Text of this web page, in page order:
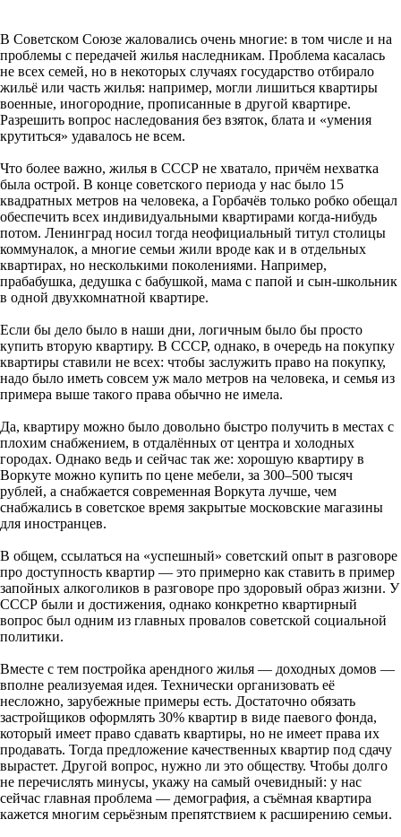
В Советском Союзе жаловались очень многие: в том числе и на
проблемы с передачей жилья наследникам. Проблема касалась
не всех семей, но в некоторых случаях государство отбирало
жильё или часть жилья: например, могли лишиться квартиры
военные, иногородние, прописанные в другой квартире.
Разрешить вопрос наследования без взяток, блата и «умения
крутиться» удавалось не всем.
Что более важно, жилья в СССР не хватало, причём нехватка
была острой. В конце советского периода у нас было 15
квадратных метров на человека, а Горбачёв только робко обещал
обеспечить всех индивидуальными квартирами когда-нибудь
потом. Ленинград носил тогда неофициальный титул столицы
коммуналок, а многие семьи жили вроде как и в отдельных
квартирах, но несколькими поколениями. Например,
прабабушка, дедушка с бабушкой, мама с папой и сын-школьник
в одной двухкомнатной квартире.
Если бы дело было в наши дни, логичным было бы просто
купить вторую квартиру. В СССР, однако, в очередь на покупку
квартиры ставили не всех: чтобы заслужить право на покупку,
надо было иметь совсем уж мало метров на человека, и семья из
примера выше такого права обычно не имела.
Да, квартиру можно было довольно быстро получить в местах с
плохим снабжением, в отдалённых от центра и холодных
городах. Однако ведь и сейчас так же: хорошую квартиру в
Воркуте можно купить по цене мебели, за 300–500 тысяч
рублей, а снабжается современная Воркута лучше, чем
снабжались в советское время закрытые московские магазины
для иностранцев.
В общем, ссылаться на «успешный» советский опыт в разговоре
про доступность квартир — это примерно как ставить в пример
запойных алкоголиков в разговоре про здоровый образ жизни. У
СССР были и достижения, однако конкретно квартирный
вопрос был одним из главных провалов советской социальной
политики.
Вместе с тем постройка арендного жилья — доходных домов —
вполне реализуемая идея. Технически организовать её
несложно, зарубежные примеры есть. Достаточно обязать
застройщиков оформлять 30% квартир в виде паевого фонда,
который имеет право сдавать квартиры, но не имеет права их
продавать. Тогда предложение качественных квартир под сдачу
вырастет. Другой вопрос, нужно ли это обществу. Чтобы долго
не перечислять минусы, укажу на самый очевидный: у нас
сейчас главная проблема — демография, а съёмная квартира
кажется многим серьёзным препятствием к расширению семьи.